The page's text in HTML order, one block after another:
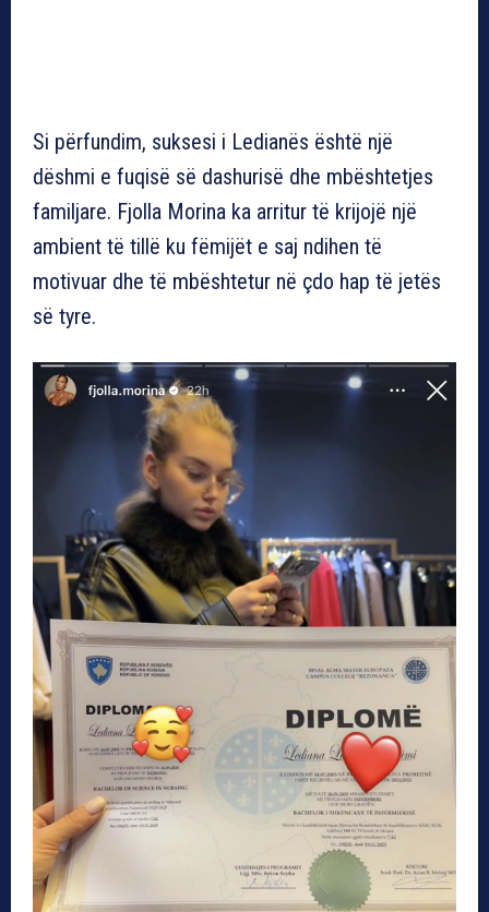
Si përfundim, suksesi i Ledianës është një
dëshmi e fuqisë së dashurisë dhe mbështetjes
familjare. Fjolla Morina ka arritur të krijojë një
ambient të tillë ku fëmijët e saj ndihen të
motivuar dhe të mbështetur në çdo hap të jetës
së tyre.